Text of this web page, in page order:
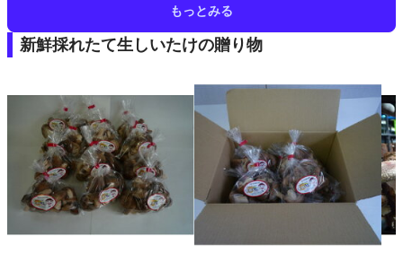
もっとみる
新鮮採れたて生しいたけの贈り物